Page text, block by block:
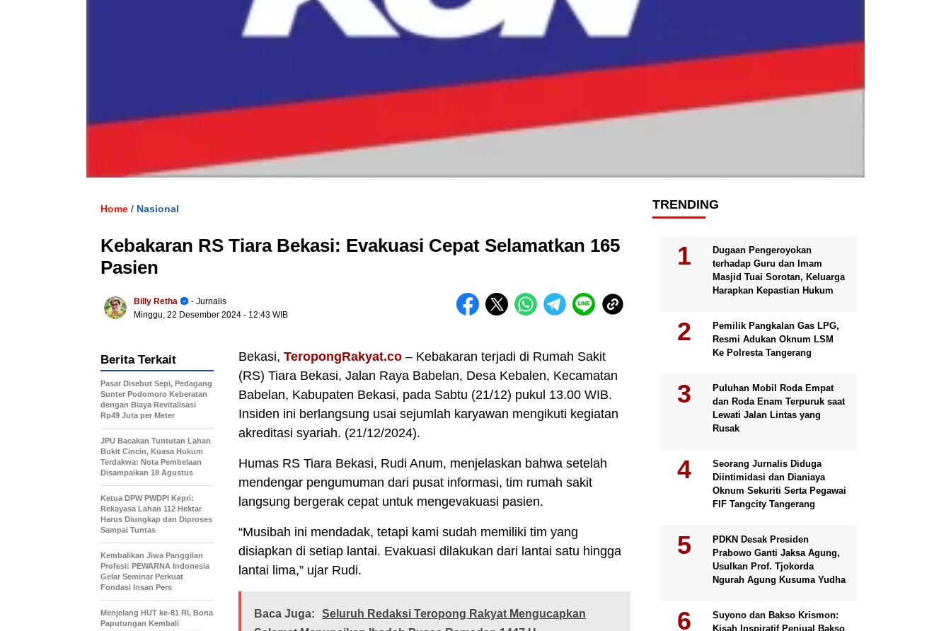
Home / Nasional
Kebakaran RS Tiara Bekasi: Evakuasi Cepat Selamatkan 165
Pasien
Billy Retha
- Jurnalis
Minggu, 22 Desember 2024 - 12:43 WIB
Bekasi, TeropongRakyat.co – Kebakaran terjadi di Rumah Sakit
(RS) Tiara Bekasi, Jalan Raya Babelan, Desa Kebalen, Kecamatan
Babelan, Kabupaten Bekasi, pada Sabtu (21/12) pukul 13.00 WIB.
Insiden ini berlangsung usai sejumlah karyawan mengikuti kegiatan
akreditasi syariah. (21/12/2024).
Humas RS Tiara Bekasi, Rudi Anum, menjelaskan bahwa setelah
mendengar pengumuman dari pusat informasi, tim rumah sakit
langsung bergerak cepat untuk mengevakuasi pasien.
“Musibah ini mendadak, tetapi kami sudah memiliki tim yang
disiapkan di setiap lantai. Evakuasi dilakukan dari lantai satu hingga
lantai lima,” ujar Rudi.
Baca Juga:
Seluruh Redaksi Teropong Rakyat Mengucapkan
Berita Terkait
Pasar Disebut Sepi, Pedagang
Sunter Podomoro Keberatan
dengan Biaya Revitalisasi
Rp49 Juta per Meter
JPU Bacakan Tuntutan Lahan
Bukit Cincin, Kuasa Hukum
Terdakwa: Nota Pembelaan
Disampaikan 18 Agustus
Ketua DPW PWDPI Kepri:
Rekayasa Lahan 112 Hektar
Harus Diungkap dan Diproses
Sampai Tuntas
Kembalikan Jiwa Panggilan
Profesi: PEWARNA Indonesia
Gelar Seminar Perkuat
Fondasi Insan Pers
Menjelang HUT ke-81 RI, Bona
Paputungan Kembali
TRENDING
Dugaan Pengeroyokan
terhadap Guru dan Imam
Masjid Tuai Sorotan, Keluarga
Harapkan Kepastian Hukum
Pemilik Pangkalan Gas LPG,
Resmi Adukan Oknum LSM
Ke Polresta Tangerang
Puluhan Mobil Roda Empat
dan Roda Enam Terpuruk saat
Lewati Jalan Lintas yang
Rusak
Seorang Jurnalis Diduga
Diintimidasi dan Dianiaya
Oknum Sekuriti Serta Pegawai
FIF Tangcity Tangerang
PDKN Desak Presiden
Prabowo Ganti Jaksa Agung,
Usulkan Prof. Tjokorda
Ngurah Agung Kusuma Yudha
Suyono dan Bakso Krismon:
Kisah Inspiratif Penjual Bakso